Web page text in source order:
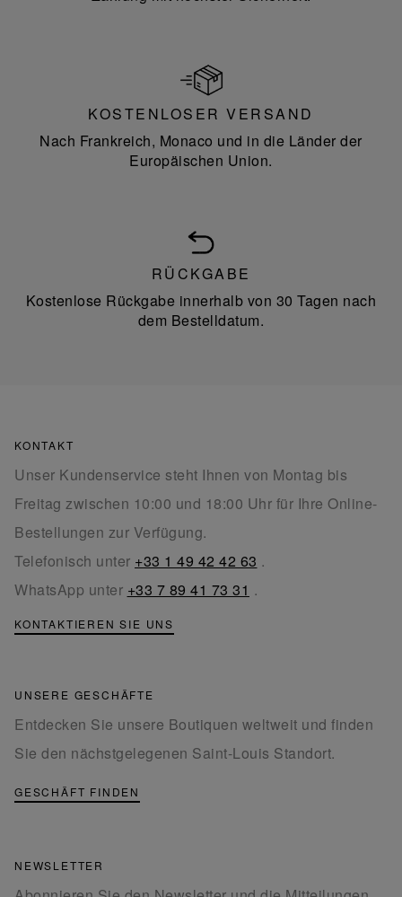
KOSTENLOSER VERSAND
Nach Frankreich, Monaco und in die Länder der
Europäischen Union.
RÜCKGABE
Kostenlose Rückgabe innerhalb von 30 Tagen nach
dem Bestelldatum.
KONTAKT
Unser Kundenservice steht Ihnen von Montag bis
Freitag zwischen 10:00 und 18:00 Uhr für Ihre Online-
Bestellungen zur Verfügung.
Telefonisch unter +33 1 49 42 42 63 .
WhatsApp unter +33 7 89 41 73 31 .
KONTAKTIEREN SIE UNS
UNSERE GESCHÄFTE
Entdecken Sie unsere Boutiquen weltweit und finden
Sie den nächstgelegenen Saint-Louis Standort.
GESCHÄFT FINDEN
NEWSLETTER